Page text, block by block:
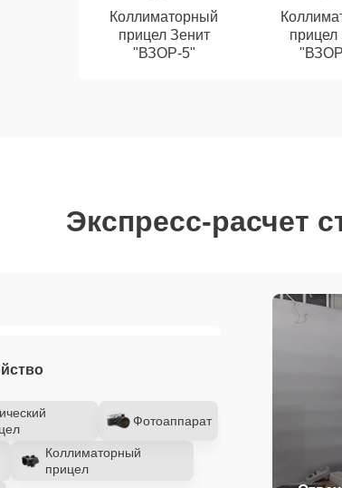
Коллиматорный
прицел Зенит
"ВЗОР-5"
прицел
Экспресс-расчет
Фотоаппарат
Коллиматорный
прицел